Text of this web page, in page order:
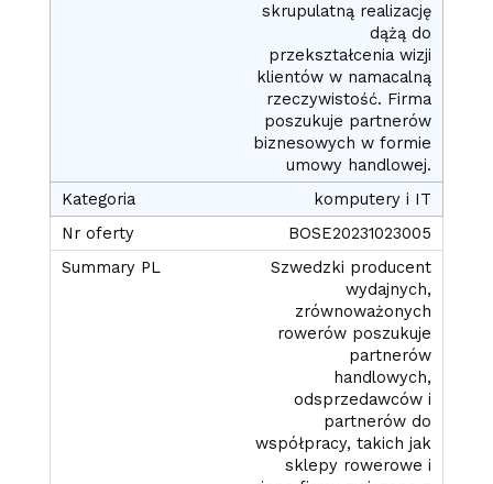
skrupulatną realizację
dążą do
przekształcenia wizji
klientów w namacalną
rzeczywistość. Firma
poszukuje partnerów
biznesowych w formie
umowy handlowej.
komputery i IT
BOSE20231023005
Szwedzki producent
wydajnych,
zrównoważonych
rowerów poszukuje
partnerów
handlowych,
odsprzedawców i
partnerów do
współpracy, takich jak
sklepy rowerowe i